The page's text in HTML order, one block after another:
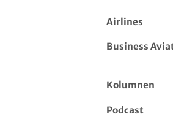
Airlines
Business
Kolumnen
Podcast